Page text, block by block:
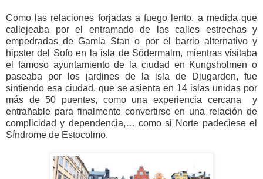
Como las relaciones forjadas a fuego lento, a medida que
callejeaba por el entramado de las calles estrechas y
empedradas de Gamla Stan o por el barrio alternativo y
hipster del Sofo en la isla de Södermalm, mientras visitaba
el famoso ayuntamiento de la ciudad en Kungsholmen o
paseaba por los jardines de la isla de Djugarden, fue
sintiendo esa ciudad, que se asienta en 14 islas unidas por
más de 50 puentes, como una experiencia cercana y
entrañable para finalmente convertirse en una relación de
complicidad y dependencia,… como si Norte padeciese el
Síndrome de Estocolmo.